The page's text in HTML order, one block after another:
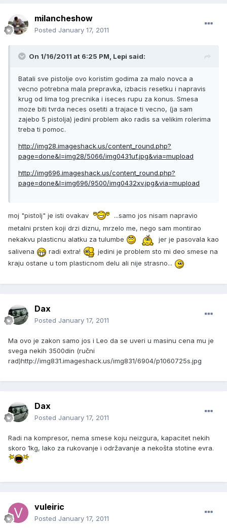
milancheshow
Posted January 17, 2011
On 1/16/2011 at 6:25 PM, Lepi said:
Batali sve pistolje ovo koristim godima za malo novca a
vecno potrebna mala prepravka, izbacis resetku i napravis
krug od lima tog precnika i iseces rupu za konus. Smesa
moze biti tvrda neces osetiti a trajace ti vecno, (ja sam
zajebo 5 pistolja) jedini problem ako radis sa velikim rolerima
treba ti pomoc.
http://img28.imageshack.us/content_round.php?
page=done&l=img28/5066/img0431uf.jpg&via=mupload
http://img696.imageshack.us/content_round.php?
page=done&l=img696/9500/img0432xv.jpg&via=mupload
moj "pistolj" je isti ovakav
...samo jos nisam napravio
metalni prsten koji drzi diznu, mrzelo me, nego sam montirao
nekakvu plasticnu alatku za tulumbe
jer je pasovala kao
salivena
radi extra!
jedini je problem sto mi deo smese na
kraju ostane u tom plasticnom delu ali nije strasno...
Dax
Posted January 17, 2011
Ma ovo je zakon samo jos i Leo da se uveri u masinu cena mu je
svega nekih 3500din (ručni
rad)http://img831.imageshack.us/img831/6904/p1060725s.jpg
Dax
Posted January 17, 2011
Radi na kompresor, nema smese koju neizgura, kapacitet nekih
skoro 1kg, lako za rukovanje i održavanje a nekošta stotine evra.
vuleiric
Posted January 17, 2011